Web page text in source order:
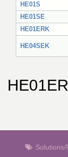
HE01S
HE01SE
HE01ERK
HE04SEK